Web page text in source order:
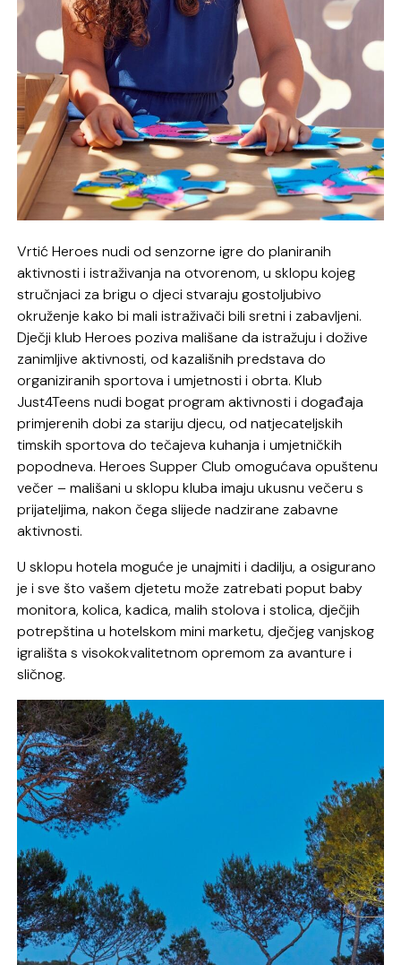
Vrtić Heroes nudi od senzorne igre do planiranih
aktivnosti i istraživanja na otvorenom, u sklopu kojeg
stručnjaci za brigu o djeci stvaraju gostoljubivo
okruženje kako bi mali istraživači bili sretni i zabavljeni.
Dječji klub Heroes poziva mališane da istražuju i dožive
zanimljive aktivnosti, od kazališnih predstava do
organiziranih sportova i umjetnosti i obrta. Klub
Just4Teens nudi bogat program aktivnosti i događaja
primjerenih dobi za stariju djecu, od natjecateljskih
timskih sportova do tečajeva kuhanja i umjetničkih
popodneva. Heroes Supper Club​ omogućava opuštenu
večer – mališani u sklopu kluba imaju ukusnu večeru s
prijateljima, nakon čega slijede nadzirane zabavne
aktivnosti.​
U sklopu hotela moguće je unajmiti i dadilju, a osigurano
je i sve što vašem djetetu može zatrebati poput baby
monitora, kolica, kadica, malih stolova i stolica, dječjih
potrepština u hotelskom mini marketu, dječjeg vanjskog
igrališta s visokokvalitetnom opremom za avanture i
sličnog.